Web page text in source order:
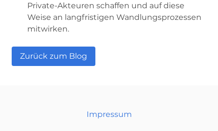
Private-Akteuren schaffen und auf diese
Weise an langfristigen Wandlungsprozessen
mitwirken.
Zurück zum Blog
Impressum